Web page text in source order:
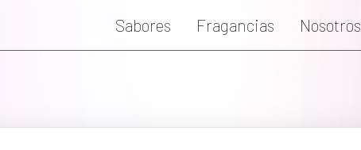
Sabores Fragancias Nosotros